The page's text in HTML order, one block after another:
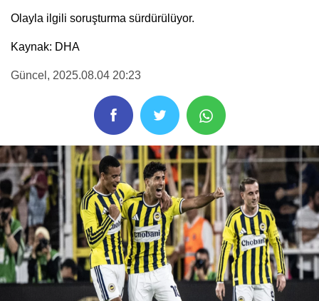
Olayla ilgili soruşturma sürdürülüyor.
Kaynak: DHA
Güncel , 2025.08.04 20:23